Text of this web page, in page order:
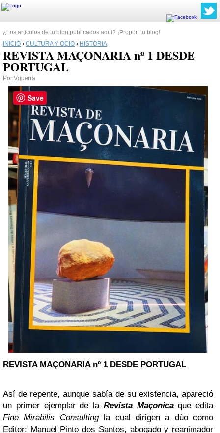
¿Los artículos de tu blog publicados aquí? ¡Propón tu blog!
INICIO › CULTURA Y OCIO › HISTORIA
REVISTA MAÇONARIA nº 1 DESDE
PORTUGAL
Por Vguerra
REVISTA MAÇONARIA nº 1 DESDE PORTUGAL
Así de repente, aunque sabía de su existencia, apareció
un primer ejemplar de la Revista Maçonicaque edita
Fine Mirabilis Consultingla cual dirigen a dúo como
Editor: Manuel Pinto dos Santos, abogado y reanimador
Save